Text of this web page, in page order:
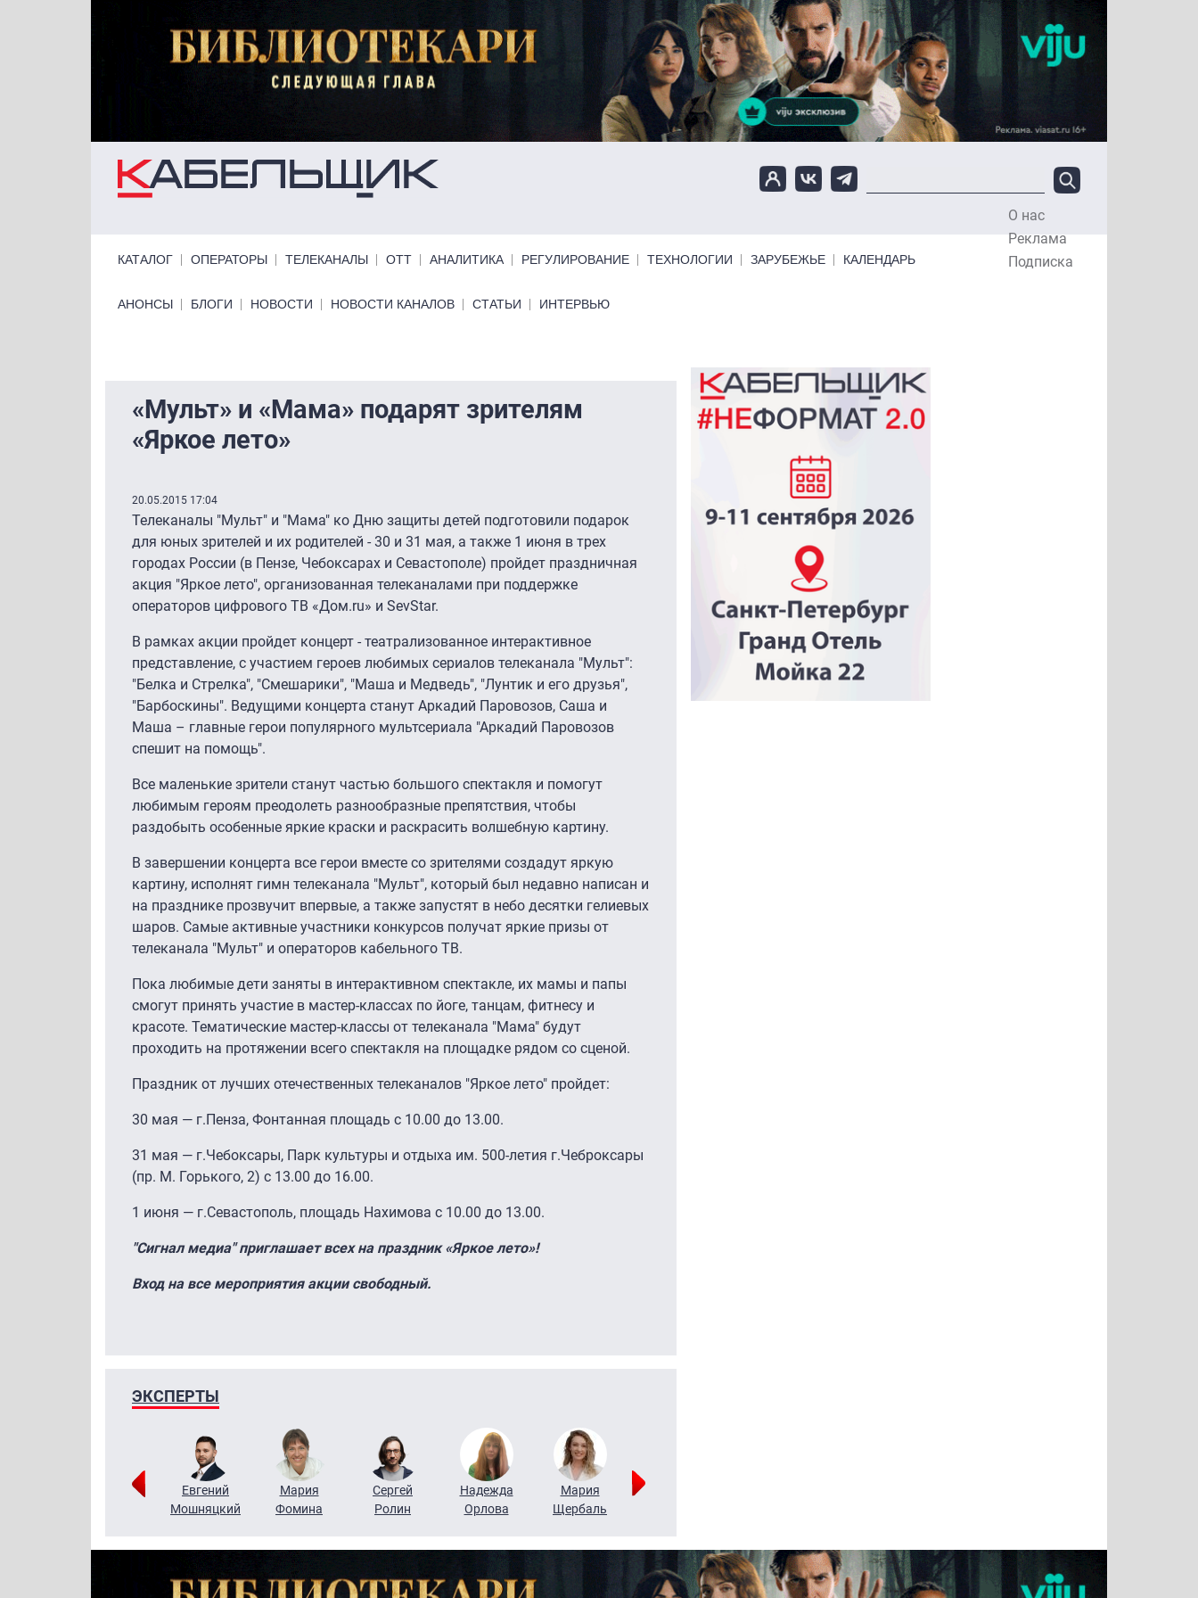
О нас
Реклама
Подписка
КАТАЛОГ ОПЕРАТОРЫ ТЕЛЕКАНАЛЫ ОТТ АНАЛИТИКА РЕГУЛИРОВАНИЕ ТЕХНОЛОГИИ ЗАРУБЕЖЬЕ КАЛЕНДАРЬ
Primary links bottom
АНОНСЫ БЛОГИ НОВОСТИ НОВОСТИ КАНАЛОВ СТАТЬИ ИНТЕРВЬЮ
«Мульт» и «Мама» подарят зрителям
«Яркое лето»
20.05.2015 17:04
Телеканалы "Мульт" и "Мама" ко Дню защиты детей подготовили подарок
для юных зрителей и их родителей - 30 и 31 мая, а также 1 июня в трех
городах России (в Пензе, Чебоксарах и Севастополе) пройдет праздничная
акция "Яркое лето", организованная телеканалами при поддержке
операторов цифрового ТВ «Дом.ru» и SevStar.
В рамках акции пройдет концерт - театрализованное интерактивное
представление, с участием героев любимых сериалов телеканала "Мульт":
"Белка и Стрелка", "Смешарики", "Маша и Медведь", "Лунтик и его друзья",
"Барбоскины". Ведущими концерта станут Аркадий Паровозов, Саша и
Маша – главные герои популярного мультсериала "Аркадий Паровозов
спешит на помощь".
Все маленькие зрители станут частью большого спектакля и помогут
любимым героям преодолеть разнообразные препятствия, чтобы
раздобыть особенные яркие краски и раскрасить волшебную картину.
В завершении концерта все герои вместе со зрителями создадут яркую
картину, исполнят гимн телеканала "Мульт", который был недавно написан и
на празднике прозвучит впервые, а также запустят в небо десятки гелиевых
шаров. Самые активные участники конкурсов получат яркие призы от
телеканала "Мульт" и операторов кабельного ТВ.
Пока любимые дети заняты в интерактивном спектакле, их мамы и папы
смогут принять участие в мастер-классах по йоге, танцам, фитнесу и
красоте. Тематические мастер-классы от телеканала "Мама" будут
проходить на протяжении всего спектакля на площадке рядом со сценой.
Праздник от лучших отечественных телеканалов "Яркое лето" пройдет:
30 мая — г.Пенза, Фонтанная площадь с 10.00 до 13.00.
31 мая — г.Чебоксары, Парк культуры и отдыха им. 500-летия г.Чеброксары
(пр. М. Горького, 2) с 13.00 до 16.00.
1 июня — г.Севастополь, площадь Нахимова с 10.00 до 13.00.
"Сигнал медиа" приглашает всех на праздник «Яркое лето»!
Вход на все мероприятия акции свободный.
ЭКСПЕРТЫ
Виктор
Евгений
Мошняцкий
Мария
Фомина
Сергей
Ролин
Надежда
Орлова
Мария
Щербаль